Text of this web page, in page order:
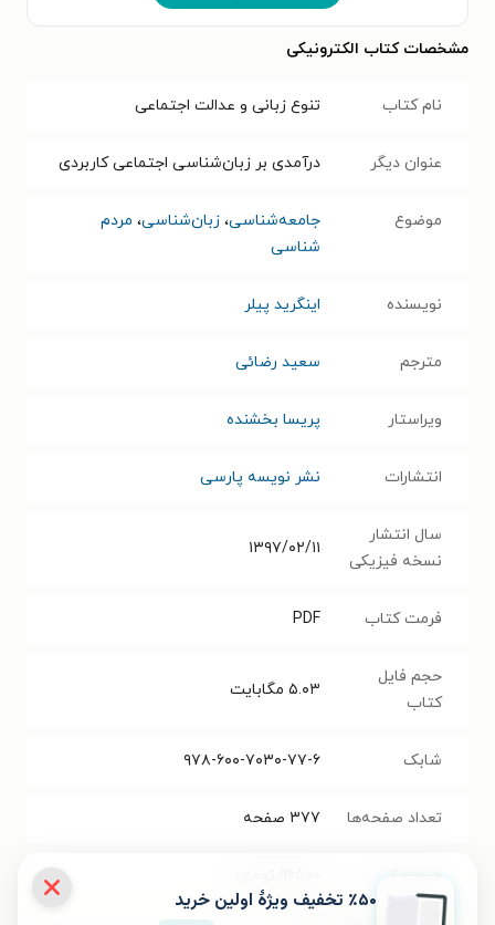
مشخصات کتاب الکترونیکی
نام کتاب تنوع زبانی و عدالت اجتماعی
عنوان دیگر درآمدی بر زبان‌شناسی اجتماعی کاربردی
موضوع جامعه‌شناسی، زبان‌شناسی، مردم
شناسی
نویسنده اینگرید پیلر
مترجم سعید رضائی
ویراستار پریسا بخشنده
انتشارات نشر نویسه پارسی
سال انتشار
نسخه فیزیکی
۱۳۹۷/۰۲/۱۱
فرمت کتاب PDF
حجم فایل
کتاب
۵.۰۳ مگابایت
شابک ۹۷۸-۶۰۰-۷۰۳۰-۷۷-۶
تعداد صفحه‌ها ۳۷۷ صفحه
٪۵۰ تخفیف ویژۀ اولین خرید